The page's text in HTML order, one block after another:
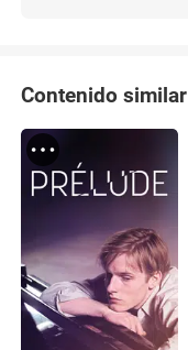
Contenido similar